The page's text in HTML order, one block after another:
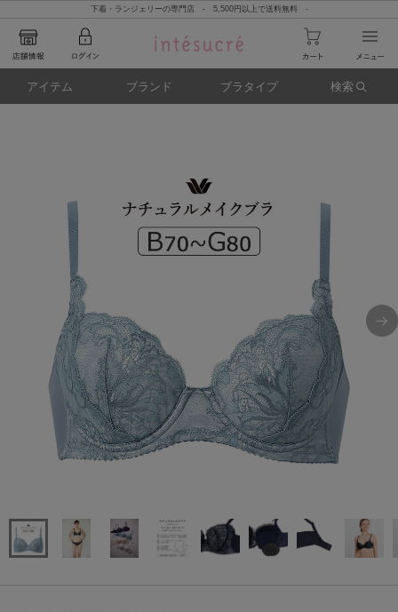
下着・ランジェリーの専門店 - 5,500円以上で送料無料 -
アイテム ブランド ブラタイプ 検索